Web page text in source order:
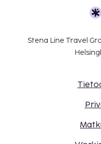
kaikki asiakkaat
katsomatta
Stena Line Travel